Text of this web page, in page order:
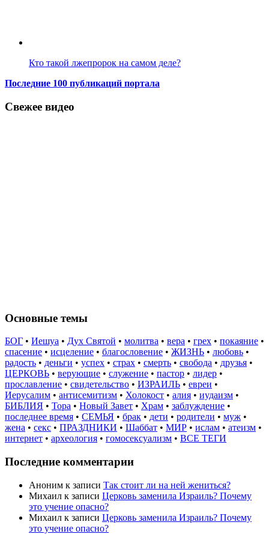
Кто такой лжепророк на самом деле?
Последние 100 публикаций портала
Свежее видео
Основные темы
БОГ • Иешуа • Дух Святой • молитва • вера • грех • покаяние •
спасение • исцеление • благословение • ЖИЗНЬ • любовь •
радость • деньги • успех • страх • смерть • свобода • друзья •
ЦЕРКОВЬ • верующие • служение • пастор • лидер •
прославление • свидетельство • ИЗРАИЛЬ • евреи •
Иерусалим • антисемитизм • Холокост • алия • иудаизм •
БИБЛИЯ • Тора • Новый Завет • Храм • заблуждение •
последнее время • СЕМЬЯ • брак • дети • родители • муж •
жена • секс • ПРАЗДНИКИ • Шаббат • МИР • ислам • атеизм •
интернет • археология • гомосексуализм • ВСЕ ТЕГИ
Последние комментарии
Аноним к записи Так стоит ли на ней жениться?
Михаил к записи Церковь заменила Израиль? Почему
это учение опасно?
Михаил к записи Церковь заменила Израиль? Почему
это учение опасно?